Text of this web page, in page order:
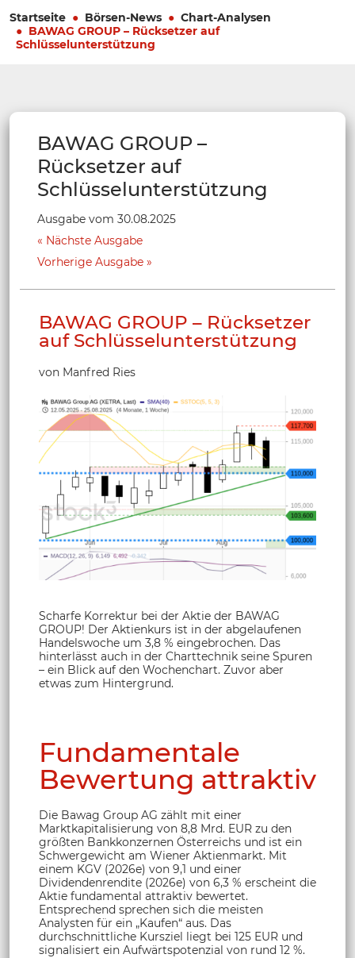
Startseite Börsen-News
Chart-Analysen
BAWAG GROUP – Rücksetzer auf
Schlüsselunterstützung
BAWAG GROUP –
Rücksetzer auf
Schlüsselunterstützung
Ausgabe vom 30.08.2025
Nächste Ausgabe
Vorherige Ausgabe
BAWAG GROUP – Rücksetzer
auf Schlüsselunterstützung
von Manfred Ries
Scharfe Korrektur bei der Aktie der BAWAG
GROUP! Der Aktienkurs ist in der abgelaufenen
Handelswoche um 3,8 % eingebrochen. Das
hinterlässt auch in der Charttechnik seine Spuren
– ein Blick auf den Wochenchart. Zuvor aber
etwas zum Hintergrund.
Fundamentale
Bewertung attraktiv
Die Bawag Group AG zählt mit einer
Marktkapitalisierung von 8,8 Mrd. EUR zu den
größten Bankkonzernen Österreichs und ist ein
Schwergewicht am Wiener Aktienmarkt. Mit
einem KGV (2026e) von 9,1 und einer
Dividendenrendite (2026e) von 6,3 % erscheint die
Aktie fundamental attraktiv bewertet.
Entsprechend sprechen sich die meisten
Analysten für ein „Kaufen“ aus. Das
durchschnittliche Kursziel liegt bei 125 EUR und
signalisiert ein Aufwärtspotenzial von rund 12 %.